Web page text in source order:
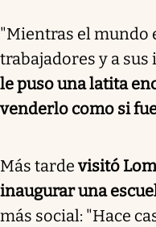
"Mientras el mundo
trabajadores y a
le puso una latita
venderlo como si
Más tardevisitó
inaugurar una
más social: "Hace